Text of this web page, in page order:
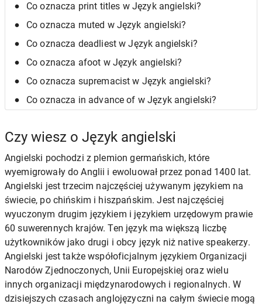
Co oznacza print titles w Język angielski?
Co oznacza muted w Język angielski?
Co oznacza deadliest w Język angielski?
Co oznacza afoot w Język angielski?
Co oznacza supremacist w Język angielski?
Co oznacza in advance of w Język angielski?
Czy wiesz o Język angielski
Angielski pochodzi z plemion germańskich, które
wyemigrowały do Anglii i ewoluował przez ponad 1400 lat.
Angielski jest trzecim najczęściej używanym językiem na
świecie, po chińskim i hiszpańskim. Jest najczęściej
wyuczonym drugim językiem i językiem urzędowym prawie
60 suwerennych krajów. Ten język ma większą liczbę
użytkowników jako drugi i obcy język niż native speakerzy.
Angielski jest także współoficjalnym językiem Organizacji
Narodów Zjednoczonych, Unii Europejskiej oraz wielu
innych organizacji międzynarodowych i regionalnych. W
dzisiejszych czasach anglojęzyczni na całym świecie mogą